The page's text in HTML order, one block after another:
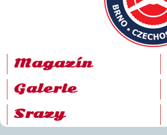
Magazín
Galerie
Srazy